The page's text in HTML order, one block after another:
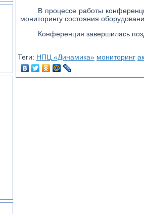
В процессе работы
мониторингу состояния
Конференция завершилась
Теги: НПЦ «Динамика» мониторинг